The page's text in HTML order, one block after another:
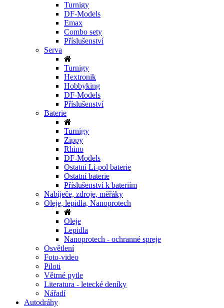
Turnigy
DF-Models
Emax
Combo sety
Příslušenství
Serva
Turnigy
Hextronik
Hobbyking
DF-Models
Příslušenství
Baterie
Turnigy
Zippy
Rhino
DF-Models
Ostatní Li-pol baterie
Ostatní baterie
Příslušenství k bateriím
Nabíječe, zdroje, měřáky
Oleje, lepidla, Nanoprotech
Oleje
Lepidla
Nanoprotech - ochranné spreje
Osvětlení
Foto-video
Piloti
Větrné pytle
Literatura - letecké deníky
Nářadí
Autodráhy